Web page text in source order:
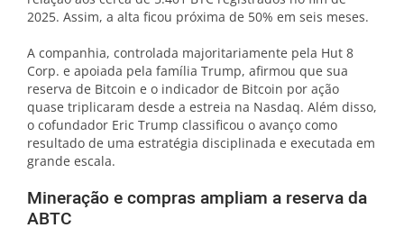
2025. Assim, a alta ficou próxima de 50% em seis meses.
A companhia, controlada majoritariamente pela Hut 8
Corp. e apoiada pela família Trump, afirmou que sua
reserva de Bitcoin e o indicador de Bitcoin por ação
quase triplicaram desde a estreia na Nasdaq. Além disso,
o cofundador Eric Trump classificou o avanço como
resultado de uma estratégia disciplinada e executada em
grande escala.
Mineração e compras ampliam a reserva da
ABTC